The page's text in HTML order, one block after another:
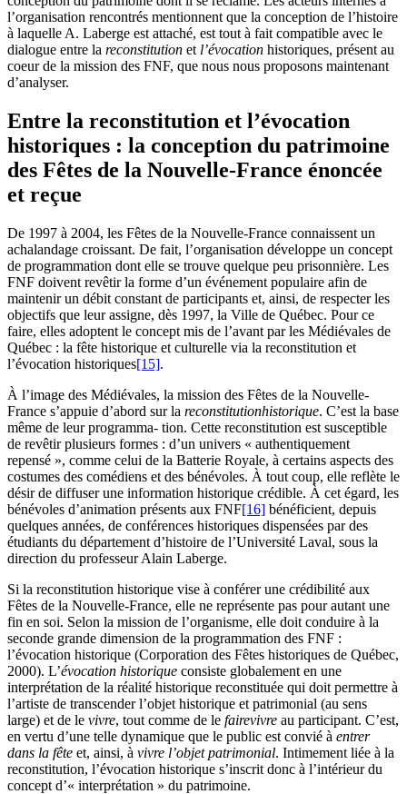
l’organisation rencontrés mentionnent que la conception de l’histoire
à laquelle A. Laberge est attaché, est tout à fait compatible avec le
dialogue entre la reconstitution et l’évocation historiques, présent au
coeur de la mission des FNF, que nous nous proposons maintenant
d’analyser.
Entre la reconstitution et l’évocation
historiques : la conception du patrimoine
des Fêtes de la Nouvelle-France énoncée
et reçue
De 1997 à 2004, les Fêtes de la Nouvelle-France connaissent un
achalandage croissant. De fait, l’organisation développe un concept
de programmation dont elle se trouve quelque peu prisonnière. Les
FNF doivent revêtir la forme d’un événement populaire afin de
maintenir un débit constant de participants et, ainsi, de respecter les
objectifs que leur assigne, dès 1997, la Ville de Québec. Pour ce
faire, elles adoptent le concept mis de l’avant par les Médiévales de
Québec : la fête historique et culturelle via la reconstitution et
l’évocation historiques[15].
À l’image des Médiévales, la mission des Fêtes de la Nouvelle-
France s’appuie d’abord sur la reconstitutionhistorique. C’est la base
même de leur programma- tion. Cette reconstitution est susceptible
de revêtir plusieurs formes : d’un univers « authentiquement
repensé », comme celui de la Batterie Royale, à certains aspects des
costumes des comédiens et des bénévoles. À tout coup, elle reflète le
désir de diffuser une information historique crédible. À cet égard, les
bénévoles d’animation présents aux FNF[16] bénéficient, depuis
quelques années, de conférences historiques dispensées par des
étudiants du département d’histoire de l’Université Laval, sous la
direction du professeur Alain Laberge.
Si la reconstitution historique vise à conférer une crédibilité aux
Fêtes de la Nouvelle-France, elle ne représente pas pour autant une
fin en soi. Selon la mission de l’organisme, elle doit conduire à la
seconde grande dimension de la programmation des FNF :
l’évocation historique (Corporation des Fêtes historiques de Québec,
2000). L’évocation historique consiste globalement en une
interprétation de la réalité historique reconstituée qui doit permettre à
l’artiste de transcender l’objet historique et patrimonial (au sens
large) et de le vivre, tout comme de le fairevivre au participant. C’est,
en vertu d’une telle dynamique que le public est convié à entrer
dans la fête et, ainsi, à vivre l’objet patrimonial. Intimement liée à la
reconstitution, l’évocation historique s’inscrit donc à l’intérieur du
concept d’« interprétation » du patrimoine.